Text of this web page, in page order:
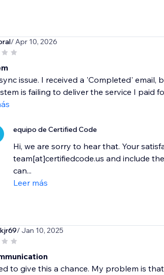
/ Apr 10, 2026
issue. I received a 'Completed'
is failing to deliver the service I paid
equipo de Certified Code
Hi, we are sorry to hear that. Your
team[at]certifiedcode.us and include
can...
Leer más
/ Jan 10, 2025
to give this a chance. My problem is